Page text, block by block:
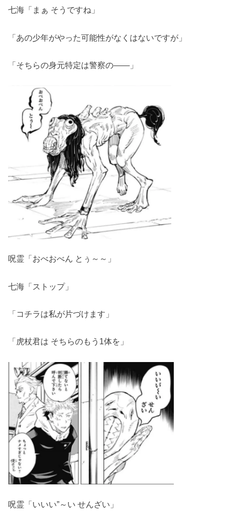
七海「まぁ そうですね」
「あの少年がやった可能性がなくはないですが」
「そちらの身元特定は警察の――」
呪霊「おべおべん とぅ～～」
七海「ストップ」
「コチラは私が片づけます」
「虎杖君は そちらのもう1体を」
呪霊「いいい”～い せんざい」